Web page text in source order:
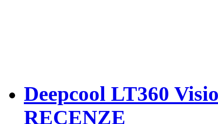
Deepcool LT360
RECENZE